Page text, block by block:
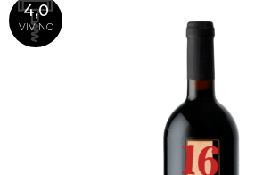
4,0
VIVINO